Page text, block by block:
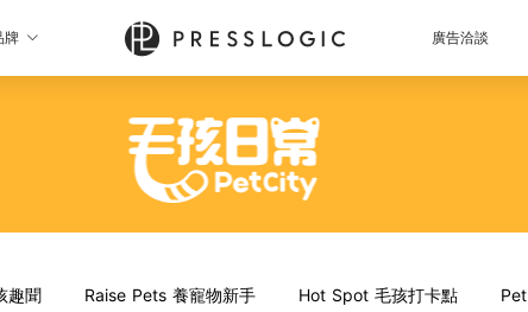
牌 廣告洽談
趣聞 Raise Pets 養寵物新手 Hot Spot 毛孩打卡點